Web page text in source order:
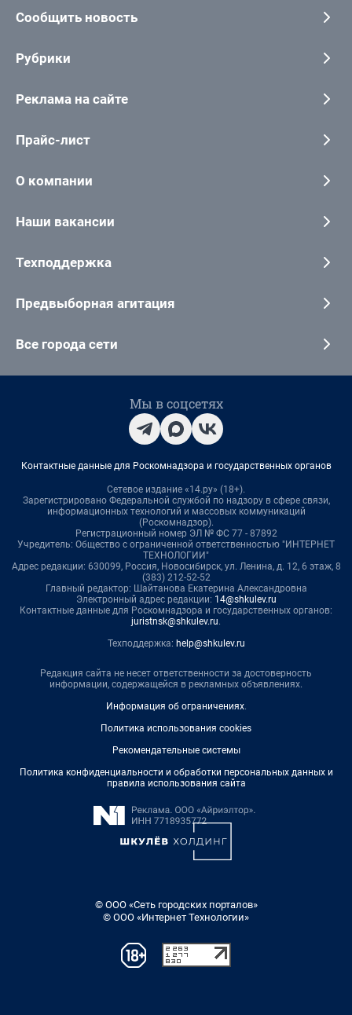
Сообщить новость
Рубрики
Реклама на сайте
Прайс-лист
О компании
Наши вакансии
Техподдержка
Предвыборная агитация
Все города сети
Мы в соцсетях
Контактные данные для Роскомнадзора и государственных органов
Сетевое издание «14.ру» (18+).
Зарегистрировано Федеральной службой по надзору в сфере связи,
информационных технологий и массовых коммуникаций
(Роскомнадзор).
Регистрационный номер ЭЛ № ФС 77 - 87892
Учредитель: Общество с ограниченной ответственностью "ИНТЕРНЕТ
ТЕХНОЛОГИИ"
Адрес редакции: 630099, Россия, Новосибирск, ул. Ленина, д. 12, 6 этаж, 8
(383) 212-52-52
Главный редактор: Шайтанова Екатерина Александровна
Электронный адрес редакции: 14@shkulev.ru
Контактные данные для Роскомнадзора и государственных органов:
juristnsk@shkulev.ru.
Техподдержка: help@shkulev.ru
Редакция сайта не несет ответственности за достоверность
информации, содержащейся в рекламных объявлениях.
Информация об ограничениях.
Политика использования cookies
Рекомендательные системы
Политика конфиденциальности и обработки персональных данных и
правила использования сайта
© ООО «Сеть городских порталов»
© ООО «Интернет Технологии»